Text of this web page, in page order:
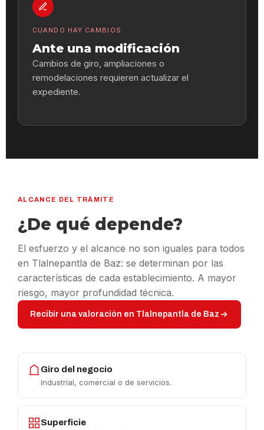
CUANDO HAY CAMBIOS
Ante una modificación
Cambios de giro, ampliaciones o
remodelaciones requieren actualizar el
expediente.
ALCANCE DEL TRÁMITE
¿De qué depende?
El esfuerzo y el alcance no son iguales para todos
en Tlalnepantla de Baz: se determinan por las
características de cada establecimiento. A mayor
riesgo, mayor profundidad técnica.
Recibir una valoración en Tlalnepantla de Baz
Giro del negocio
Industrial, comercial o de servicios.
Superficie